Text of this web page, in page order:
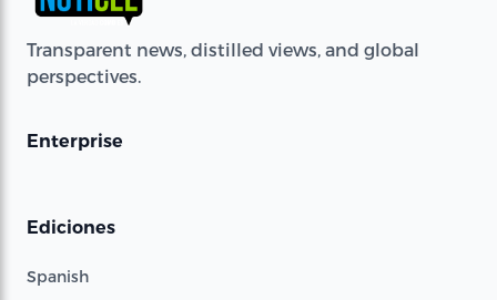
Transparent news, distilled views, and global
perspectives.
Enterprise
Ediciones
Spanish